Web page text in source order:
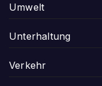
Umwelt
Unterhaltung
Verkehr